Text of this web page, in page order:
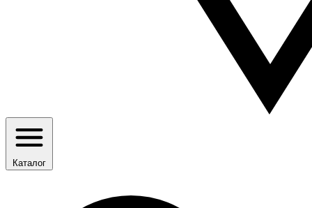
Каталог